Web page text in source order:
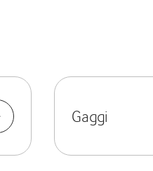
Gaggi